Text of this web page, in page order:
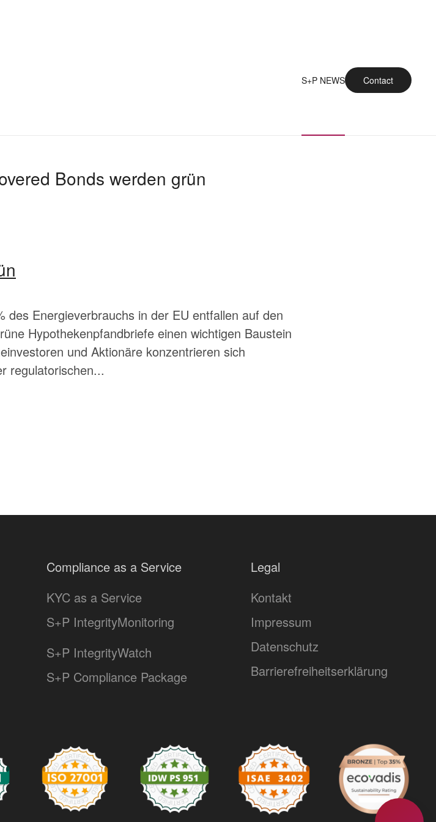
S+P NEWS Contact
Bonds werden grün
Energieverbrauchs in der EU entfallen auf den
Hypothekenpfandbriefe einen wichtigen Baustein
und Aktionäre konzentrieren sich
regulatorischen...
Compliance as a Service
KYC as a Service
S+P IntegrityMonitoring
S+P IntegrityWatch
S+P Compliance Package
Legal
Kontakt
Impressum
Datenschutz
Barrierefreiheitserklärung